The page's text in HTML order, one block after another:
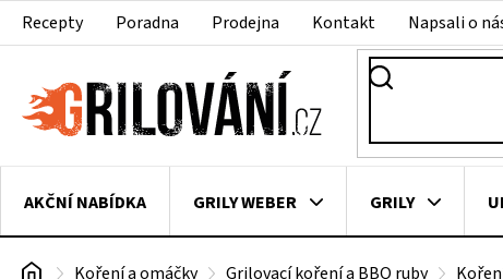
PřejítRecepty Poradna Prodejna Kontakt Napsali o
AKČNÍ NABÍDKA GRILY WEBER GRILY
DomůKoření a omáčky Grilovací koření a BBQ ruby